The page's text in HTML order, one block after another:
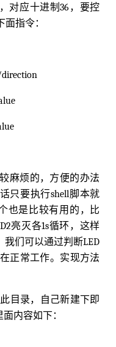
对应十进制36，要控
指令：
麻烦的，方便的办法
只要执行shell脚本就
也是比较有用的，比
亮灭各1s循环，这样
我们可以通过判断LED
正常工作。实现方法
目录，自己新建下即
内容如下：